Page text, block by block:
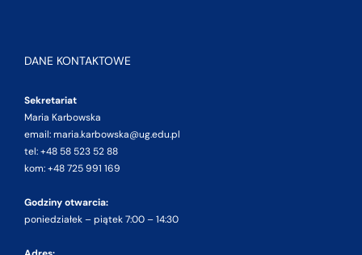
DANE KONTAKTOWE
Sekretariat
Maria Karbowska
email: maria.karbowska@ug.edu.pl
tel: +48 58 523 52 88
kom: +48 725 991 169
Godziny otwarcia:
poniedziałek – piątek 7:00 – 14:30